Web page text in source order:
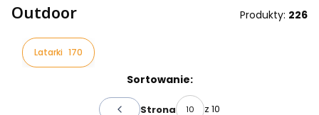
Outdoor Produkty: 226
Latarki 170
Sortowanie:
Strona z 10